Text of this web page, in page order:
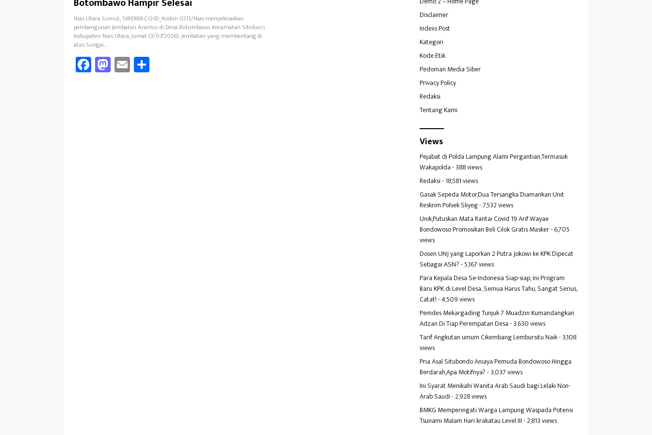
Nias Utara Sumut, SIBER88.CO.ID_Kodim 0213/Nias menyelesaikan
pembangunan Jembatan Aramco di Desa Botombawo Kecamatan Sitoluori
Kabupaten Nias Utara, Jumat (3/07/2026). Jembatan yang membentang di
atas Sungai…
Fa
ce
M
as
E
m
Disclaimer
Indexs Post
Kategori
Kode Etik
Pedoman Media Siber
Privacy Policy
Redaksi
Tentang Kami
Views
Pejabat di Polda Lampung Alami Pergantian,Termasuk
Wakapolda- 388 views
Redaksi- 18,581 views
Gasak Sepeda Motor,Dua Tersangka Diamankan Unit
Reskrim Polsek Sliyeg- 7,532 views
Unik,Putuskan Mata Rantai Covid 19 Arif Wayae
Bondowoso Promosikan Beli Cilok Gratis Masker- 6,705
views
Dosen UNJ yang Laporkan 2 Putra Jokowi ke KPK Dipecat
Sebagai ASN?- 5,167 views
Para Kepala Desa Se-Indonesia Siap-siap, Ini Program
Baru KPK di Level Desa, Semua Harus Tahu, Sangat Serius,
Catat!- 4,509 views
Pemdes Mekargading Tunjuk 7 Muadzin Kumandangkan
Adzan Di Tiap Perempatan Desa- 3,630 views
Tarif Angkutan umum Cikembang Lembursitu Naik- 3,108
views
Pria Asal Situbondo Aniaya Pemuda Bondowoso Hingga
Berdarah,Apa Motifnya?- 3,037 views
Ini Syarat Menikahi Wanita Arab Saudi bagi Lelaki Non-
Arab Saudi- 2,928 views
BMKG Memperingati Warga Lampung Waspada Potensi
Tsunami Malam Hari krakatau Level III- 2,813 views